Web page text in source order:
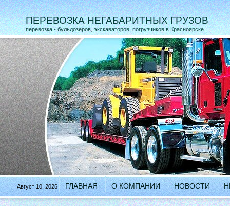
ПЕРЕВОЗКА НЕГАБАРИТНЫХ ГРУЗОВ
перевозка - бульдозеров, экскаваторов, погрузчиков в Красноярске
Август 10, 2026 ГЛАВНАЯ О КОМПАНИИ НОВОСТИ